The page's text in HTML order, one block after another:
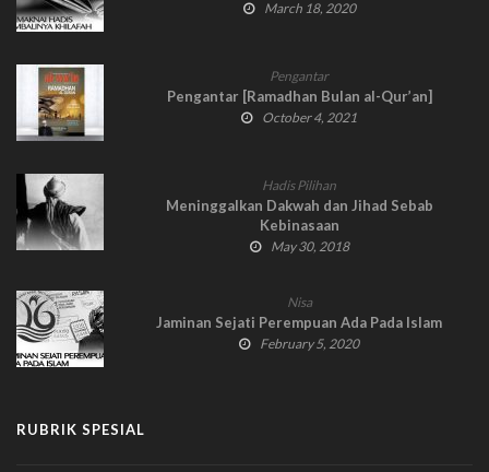
March 18, 2020
Pengantar
Pengantar [Ramadhan Bulan al-Qur’an]
October 4, 2021
Hadis Pilihan
Meninggalkan Dakwah dan Jihad Sebab
Kebinasaan
May 30, 2018
Nisa
Jaminan Sejati Perempuan Ada Pada Islam
February 5, 2020
RUBRIK SPESIAL